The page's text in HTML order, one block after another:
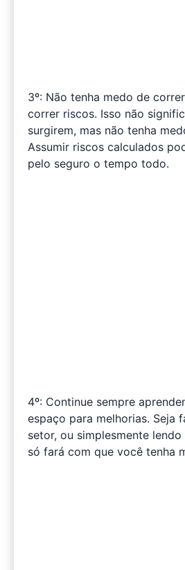
3º: Não tenha medo de
correr riscos. Isso não
surgirem, mas não tenha
Assumir riscos calculados
pelo seguro o tempo todo.
4º: Continue sempre
espaço para melhorias. Seja
setor, ou simplesmente
só fará com que você tenha